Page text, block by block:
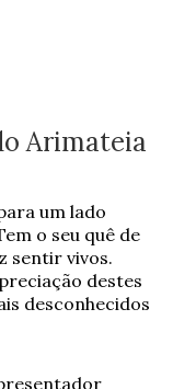
Arimateia
um lado
o seu quê de
sentir vivos.
destes
desconhecidos